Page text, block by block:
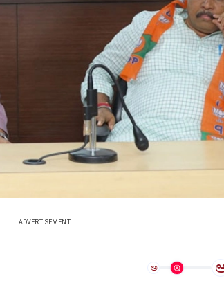
ADVERTISEMENT
ಅ